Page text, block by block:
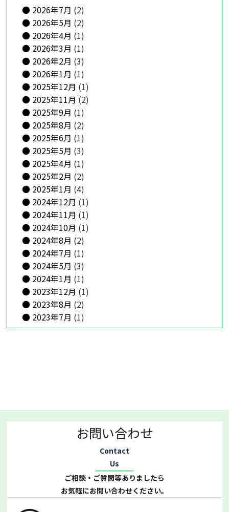
2026年7月 (2)
2026年5月 (2)
2026年4月 (1)
2026年3月 (1)
2026年2月 (3)
2026年1月 (1)
2025年12月 (1)
2025年11月 (2)
2025年9月 (1)
2025年8月 (2)
2025年6月 (1)
2025年5月 (3)
2025年4月 (1)
2025年2月 (2)
2025年1月 (4)
2024年12月 (1)
2024年11月 (1)
2024年10月 (1)
2024年8月 (2)
2024年7月 (1)
2024年5月 (3)
2024年1月 (1)
2023年12月 (1)
2023年8月 (2)
2023年7月 (1)
お問い合わせ
Contact
Us
ご相談・ご質問等ありましたら
お気軽にお問い合わせください。